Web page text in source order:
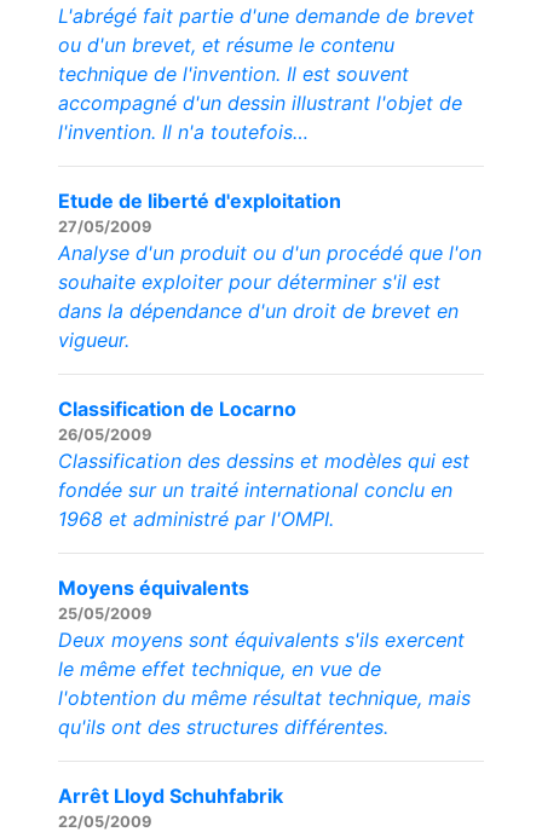
L'abrégé fait partie d'une demande de brevet
ou d'un brevet, et résume le contenu
technique de l'invention. Il est souvent
accompagné d'un dessin illustrant l'objet de
l'invention. Il n'a toutefois…
Etude de liberté d'exploitation
27/05/2009
Analyse d'un produit ou d'un procédé que l'on
souhaite exploiter pour déterminer s'il est
dans la dépendance d'un droit de brevet en
vigueur.
Classification de Locarno
26/05/2009
Classification des dessins et modèles qui est
fondée sur un traité international conclu en
1968 et administré par l'OMPI.
Moyens équivalents
25/05/2009
Deux moyens sont équivalents s'ils exercent
le même effet technique, en vue de
l'obtention du même résultat technique, mais
qu'ils ont des structures différentes.
Arrêt Lloyd Schuhfabrik
22/05/2009